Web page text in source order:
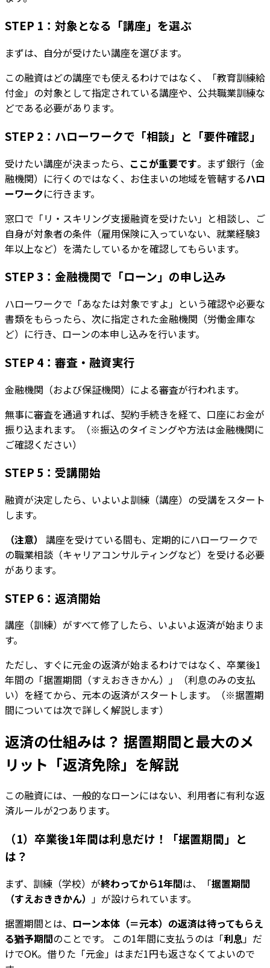
STEP 1：対象となる「講座」を選ぶ
まずは、自分が受けたい講座を選びます。
この融資はどの講座でも使えるわけではなく、「教育訓練給
付金」の対象として指定されている講座や、公共職業訓練な
どである必要があります。
STEP 2：ハローワークで「相談」と「要件確認」
受けたい講座が決まったら、 ここが重要です。まず銀行（金
融機関）に行くのではなく、お住まいの地域を管轄するハロ
ーワークに行きます。
窓口で「リ・スキリング支援融資を受けたい」と相談し、ご
自身が対象者の条件（雇用保険に入っていない、就業経験3
年以上など）を満たしているかを確認してもらいます。
STEP 3：金融機関で「ローン」の申し込み
ハローワークで「あなたは対象ですよ」という確認や必要な
書類をもらったら、次に指定された金融機関（労働金庫な
ど）に行き、ローンの本申し込みを行います。
STEP 4：審査・融資実行
金融機関（および保証機関）による審査が行われます。
無事に審査を通過すれば、契約手続きを経て、口座にお金が
振り込まれます。（※振込のタイミングや方法は金融機関に
ご確認ください）
STEP 5：受講開始
融資が決定したら、いよいよ訓練（講座）の受講をスタート
します。
（注意）
講座を受けている間も、定期的にハローワークで
の職業相談（キャリアコンサルティングなど）を受ける必要
があります。
STEP 6：返済開始
講座（訓練）がすべて修了したら、いよいよ返済が始まりま
す。
ただし、すぐに元金の返済が始まるわけではなく、卒業後1
年間の「据置期間（すえおききかん）」（利息のみの支払
い）を経てから、元本の返済がスタートします。（※据置期
間については次で詳しく解説します）
返済の仕組みは？ 据置期間と最大のメ
リット「返済免除」を解説
この融資には、一般的なローンにはない、利用者に有利な返
済ルールが2つあります。
（1）卒業後1年間は利息だけ！「据置期間」と
は？
まず、訓練（学校）が終わってから1年間は、「据置期間
（すえおききかん）
」が設けられています。
据置期間とは、 ローン本体（＝元本）の返済は待ってもらえ
る猶予期間のことです。 この1年間に支払うのは「利息 」だ
けでOK。借りた「元金」はまだ1円も返さなくてよいので